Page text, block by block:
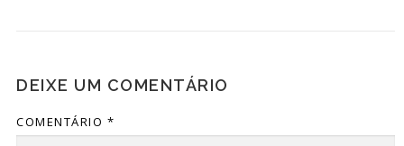
DEIXE UM COMENTÁRIO
COMENTÁRIO *